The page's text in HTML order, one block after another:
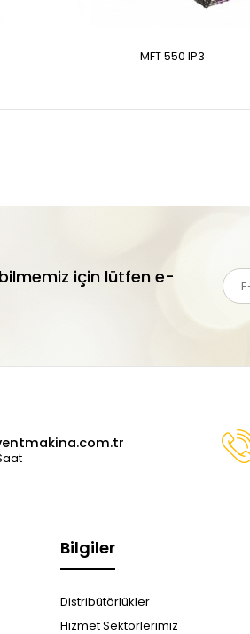
MFT 550 IP3
için lütfen e-
Bilgiler
Distribütörlükler
Hizmet Sektörlerimiz